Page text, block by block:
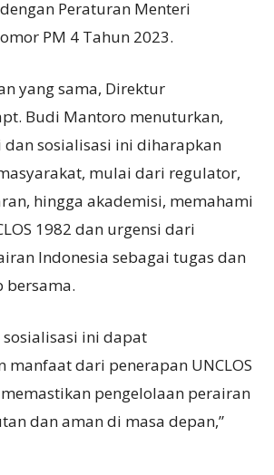
Peraturan Menteri
PM 4 Tahun 2023.
yang sama, Direktur
Budi Mantoro menuturkan,
sosialisasi ini diharapkan
mulai dari regulator,
hingga akademisi, memahami
1982 dan urgensi dari
Indonesia sebagai tugas dan
bersama.
sosialisasi ini dapat
manfaat dari penerapan UNCLOS
pengelolaan perairan
dan aman di masa depan,”